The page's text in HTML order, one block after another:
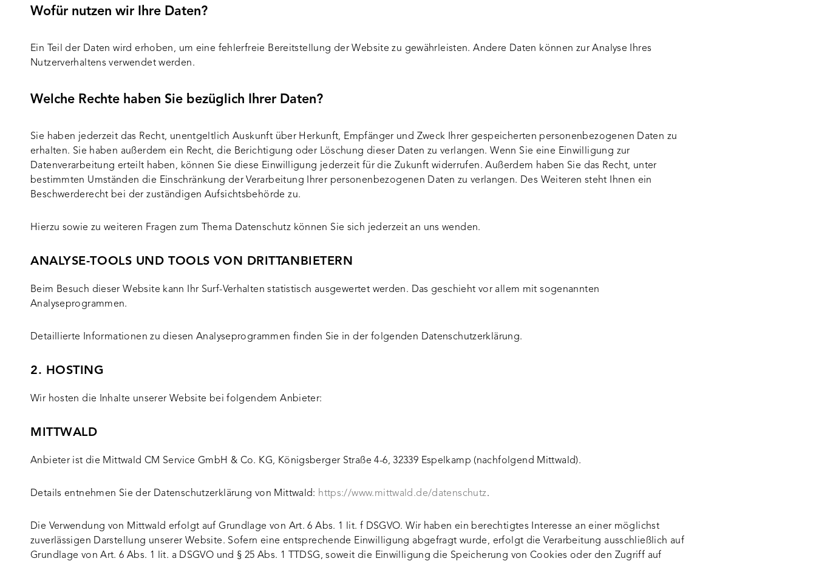
Wofür nutzen wir Ihre Daten?
Ein Teil der Daten wird erhoben, um eine fehlerfreie Bereitstellung der Website zu gewährleisten. Andere Daten können zur Analyse Ihres
Nutzerverhaltens verwendet werden.
Welche Rechte haben Sie bezüglich Ihrer Daten?
Sie haben jederzeit das Recht, unentgeltlich Auskunft über Herkunft, Empfänger und Zweck Ihrer gespeicherten personenbezogenen Daten zu
erhalten. Sie haben außerdem ein Recht, die Berichtigung oder Löschung dieser Daten zu verlangen. Wenn Sie eine Einwilligung zur
Datenverarbeitung erteilt haben, können Sie diese Einwilligung jederzeit für die Zukunft widerrufen. Außerdem haben Sie das Recht, unter
bestimmten Umständen die Einschränkung der Verarbeitung Ihrer personenbezogenen Daten zu verlangen. Des Weiteren steht Ihnen ein
Beschwerderecht bei der zuständigen Aufsichtsbehörde zu.
Hierzu sowie zu weiteren Fragen zum Thema Datenschutz können Sie sich jederzeit an uns wenden.
ANALYSE-TOOLS UND TOOLS VON DRITT­ANBIETERN
Beim Besuch dieser Website kann Ihr Surf-Verhalten statistisch ausgewertet werden. Das geschieht vor allem mit sogenannten
Analyseprogrammen.
Detaillierte Informationen zu diesen Analyseprogrammen finden Sie in der folgenden Datenschutzerklärung.
2. HOSTING
Wir hosten die Inhalte unserer Website bei folgendem Anbieter:
MITTWALD
Anbieter ist die Mittwald CM Service GmbH & Co. KG, Königsberger Straße 4-6, 32339 Espelkamp (nachfolgend Mittwald).
Details entnehmen Sie der Datenschutzerklärung von Mittwald: https://www.mittwald.de/datenschutz.
Die Verwendung von Mittwald erfolgt auf Grundlage von Art. 6 Abs. 1 lit. f DSGVO. Wir haben ein berechtigtes Interesse an einer möglichst
zuverlässigen Darstellung unserer Website. Sofern eine entsprechende Einwilligung abgefragt wurde, erfolgt die Verarbeitung ausschließlich auf
Grundlage von Art. 6 Abs. 1 lit. a DSGVO und § 25 Abs. 1 TTDSG, soweit die Einwilligung die Speicherung von Cookies oder den Zugriff auf